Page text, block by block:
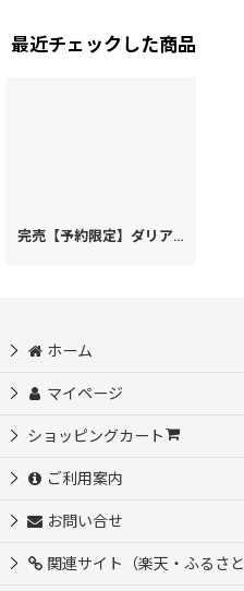
最近チェックした商品
完売【予約限定】ダリア＜コバルトブルー＞ A5エンベロープ［t］
ホーム
マイページ
ショッピングカート
ご利用案内
お問い合せ
関連サイト（楽天・ふるさ